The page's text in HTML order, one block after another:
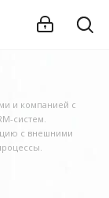
и компанией с
систем.
с внешними